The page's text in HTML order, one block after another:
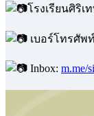
โรงเรียนศิริ
เบอร์โทรศัพท์
Inbox: m.me/